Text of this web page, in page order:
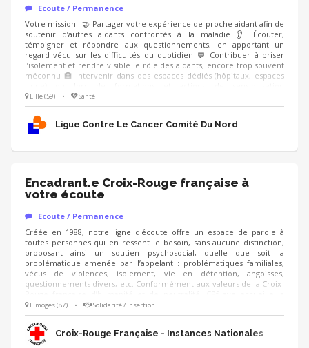
Ecoute / Permanence
Votre mission : 🤝 Partager votre expérience de proche aidant afin de
soutenir d’autres aidants confrontés à la maladie 👂 Écouter,
témoigner et répondre aux questionnements, en apportant un
regard vécu sur les difficultés du quotidien 💬 Contribuer à briser
l’isolement et rendre visible le rôle des aidants, encore trop souvent
méconnu 🏥 Intervenir dans des espaces dédiés (hôpitaux, espaces
(professionnels de santé, entreprises), en étant accompagné.e par un
modérateur formé Compétences : ❤️ Écoute bienveillante et
empathie 🗝️ Capacité à prendre du recul sur son vécu 🤐 Respect du
cadre et de la confidentialité
Lille (59) • Santé
Ligue Contre Le Cancer Comité Du Nord
Encadrant.e Croix-Rouge française à
votre écoute
Ecoute / Permanence
Créée en 1988, notre ligne d'écoute offre un espace de parole à
toutes personnes qui en ressent le besoin, sans aucune distinction,
proposant ainsi un soutien psychosocial, quelle que soit la
problématique amenée par l’appelant : problématiques familiales,
vécus de violences, isolement, vie en détention, angoisses,
questionnements divers, etc. Conformément aux valeurs de la Croix-
parole de toutes les personnes issues de la population générale mais
aussi tous les détenus incarcérés en France. Dans ce cadre, les
bénévoles écoutent en moyenne 140 000 appels par an dont ⅓
proviennent de personnes placées sous main de justice.
Limoges (87) • Solidarité / Insertion
Croix-Rouge Française - Instances Nationales